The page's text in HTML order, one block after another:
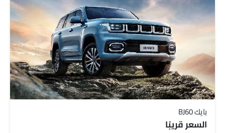
بايك BJ60
السعر قريبًا